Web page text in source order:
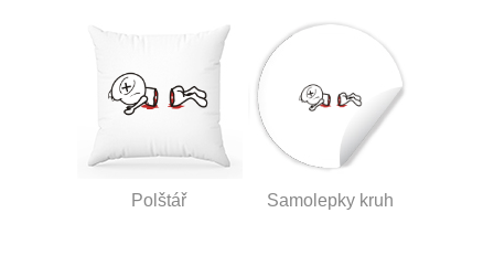
Polštář Samolepky kruh